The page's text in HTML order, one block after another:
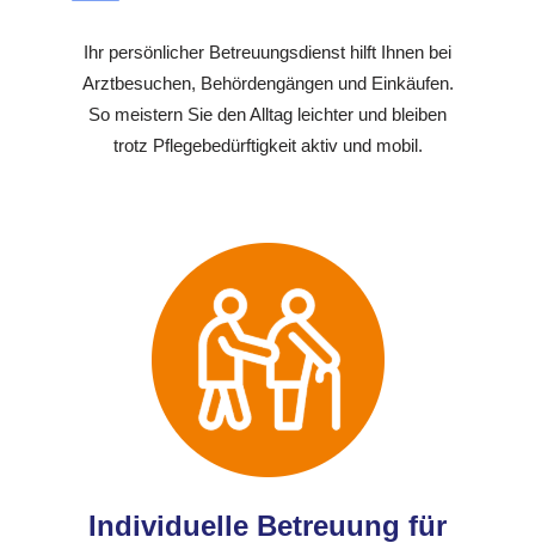
Ihr persönlicher Betreuungsdienst hilft Ihnen bei
Arztbesuchen, Behördengängen und Einkäufen.
So meistern Sie den Alltag leichter und bleiben
trotz Pflegebedürftigkeit aktiv und mobil.
Individuelle Betreuung für